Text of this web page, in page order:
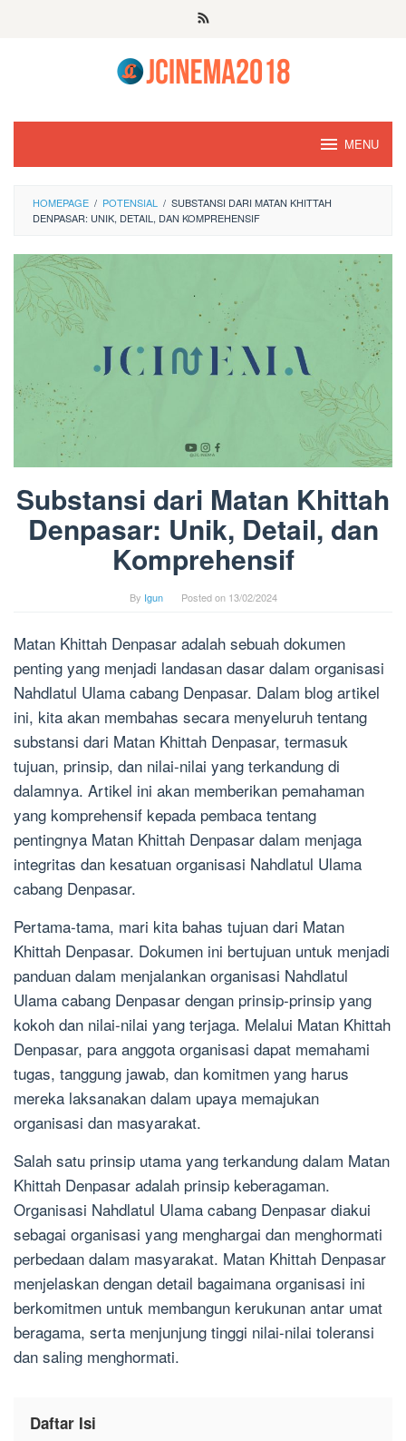
MENU
HOMEPAGE / POTENSIAL / SUBSTANSI DARI MATAN KHITTAH
DENPASAR: UNIK, DETAIL, DAN KOMPREHENSIF
Substansi dari Matan Khittah
Denpasar: Unik, Detail, dan
Komprehensif
By Igun Posted on 13/02/2024
Matan Khittah Denpasar adalah sebuah dokumen
penting yang menjadi landasan dasar dalam organisasi
Nahdlatul Ulama cabang Denpasar. Dalam blog artikel
ini, kita akan membahas secara menyeluruh tentang
substansi dari Matan Khittah Denpasar, termasuk
tujuan, prinsip, dan nilai-nilai yang terkandung di
dalamnya. Artikel ini akan memberikan pemahaman
yang komprehensif kepada pembaca tentang
pentingnya Matan Khittah Denpasar dalam menjaga
integritas dan kesatuan organisasi Nahdlatul Ulama
cabang Denpasar.
Pertama-tama, mari kita bahas tujuan dari Matan
Khittah Denpasar. Dokumen ini bertujuan untuk menjadi
panduan dalam menjalankan organisasi Nahdlatul
Ulama cabang Denpasar dengan prinsip-prinsip yang
kokoh dan nilai-nilai yang terjaga. Melalui Matan Khittah
Denpasar, para anggota organisasi dapat memahami
tugas, tanggung jawab, dan komitmen yang harus
mereka laksanakan dalam upaya memajukan
organisasi dan masyarakat.
Salah satu prinsip utama yang terkandung dalam Matan
Khittah Denpasar adalah prinsip keberagaman.
Organisasi Nahdlatul Ulama cabang Denpasar diakui
sebagai organisasi yang menghargai dan menghormati
perbedaan dalam masyarakat. Matan Khittah Denpasar
menjelaskan dengan detail bagaimana organisasi ini
berkomitmen untuk membangun kerukunan antar umat
beragama, serta menjunjung tinggi nilai-nilai toleransi
dan saling menghormati.
Daftar Isi